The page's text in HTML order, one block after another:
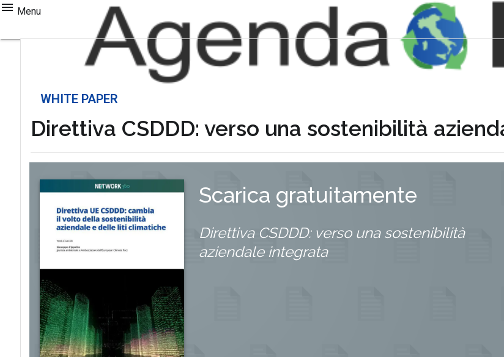
Menu
WHITE PAPER
Direttiva CSDDD: verso una sostenibilità
Scarica gratuitamente
Direttiva CSDDD: verso una sostenibilità
aziendale integrata